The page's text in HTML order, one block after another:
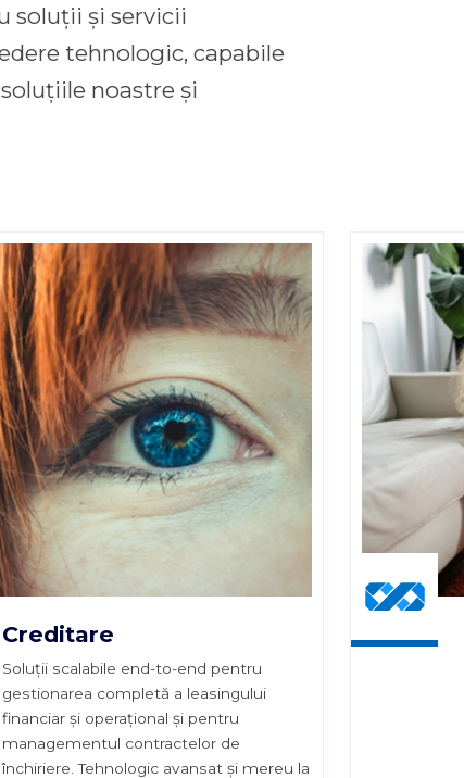
soluții și servicii
tehnologic, capabile
noastre și
Creditare
Soluții scalabile end-to-end pentru
gestionarea completă a leasingului
financiar și operațional și pentru
managementul contractelor de
închiriere. Tehnologic avansat și mereu la